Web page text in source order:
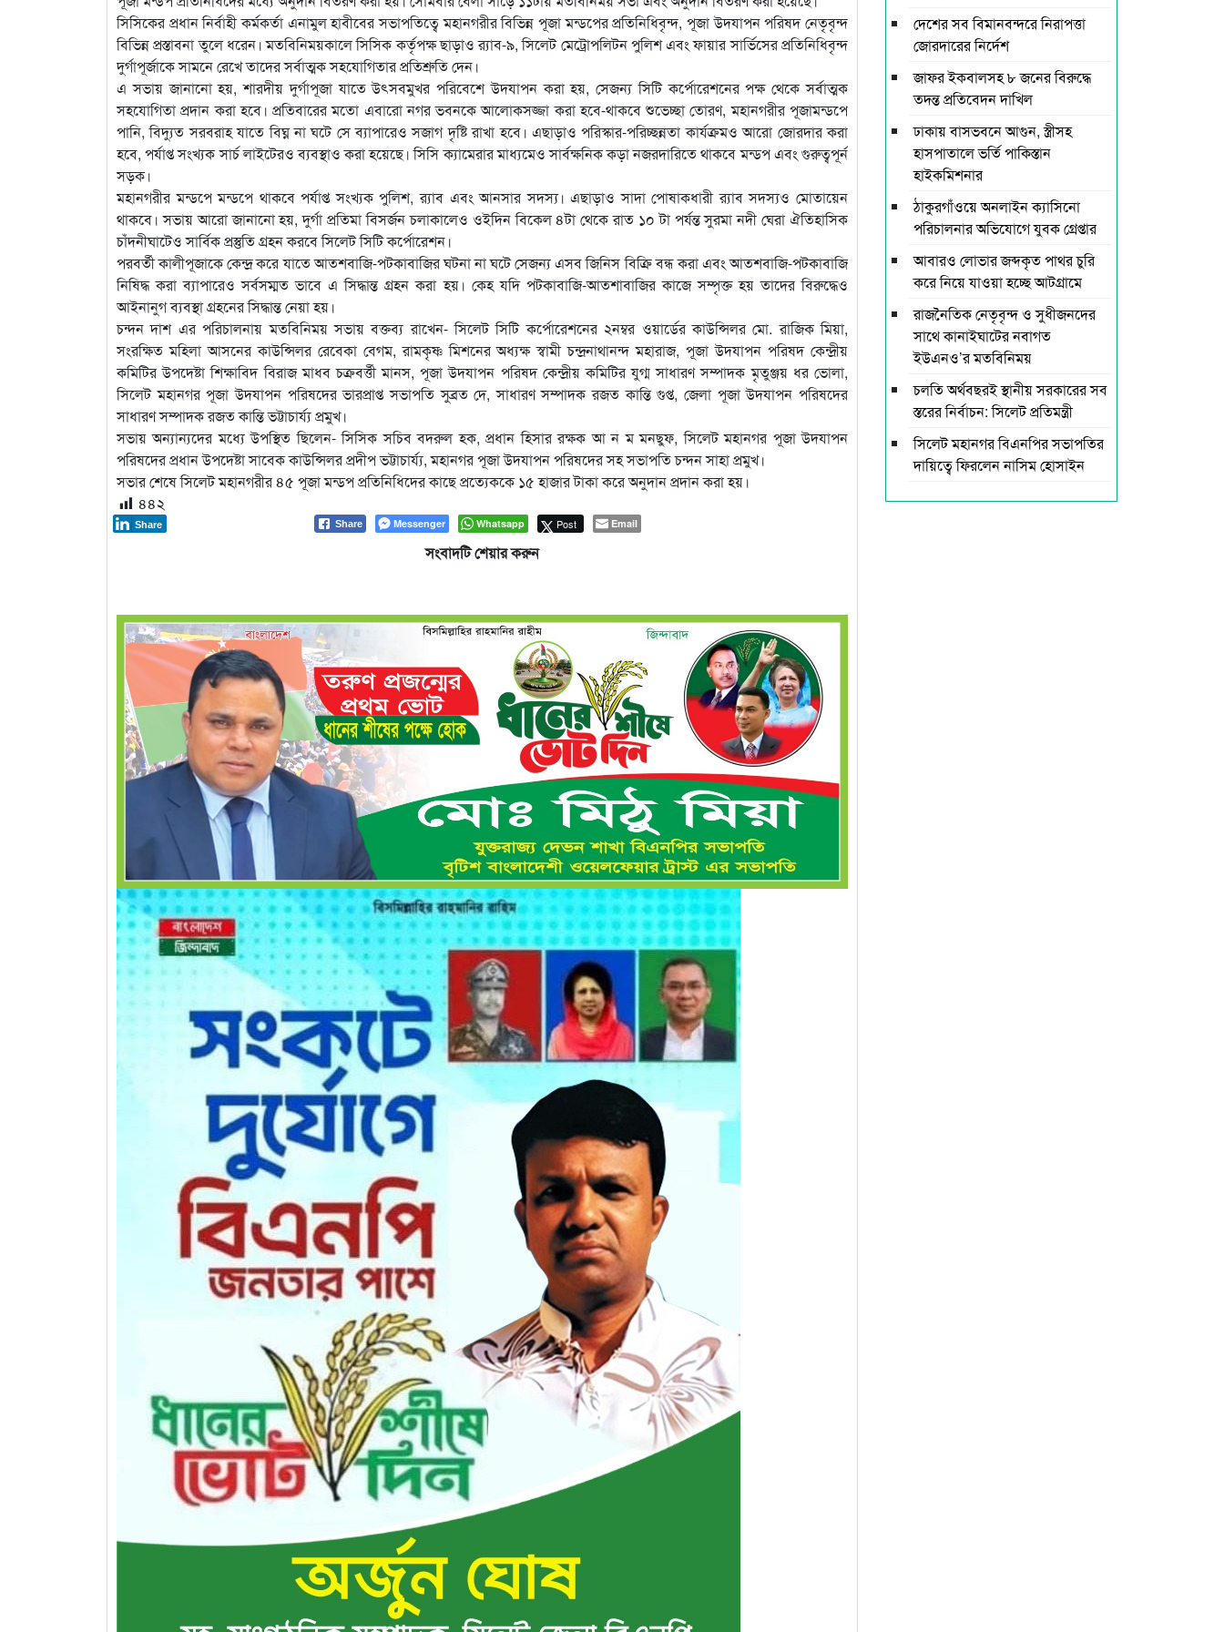
সিসিকের প্রধান নির্বাহী কর্মকর্তা এনামুল হাবীবের সভাপতিত্বে মহানগরীর বিভিন্ন পূজা মন্ডপের প্রতিনিধিবৃন্দ, পূজা উদযাপন পরিষদ নেতৃবৃন্দ
বিভিন্ন প্রস্তাবনা তুলে ধরেন। মতবিনিময়কালে সিসিক কর্তৃপক্ষ ছাড়াও র‌্যাব-৯, সিলেট মেট্রোপলিটন পুলিশ এবং ফায়ার সার্ভিসের প্রতিনিধিবৃন্দ
দুর্গাপূর্জাকে সামনে রেখে তাদের সর্বাত্মক সহযোগিতার প্রতিশ্রুতি দেন।
এ সভায় জানানো হয়, শারদীয় দুর্গাপূজা যাতে উৎসবমুখর পরিবেশে উদযাপন করা হয়, সেজন্য সিটি কর্পোরেশনের পক্ষ থেকে সর্বাত্মক
সহযোগিতা প্রদান করা হবে। প্রতিবারের মতো এবারো নগর ভবনকে আলোকসজ্জা করা হবে-থাকবে শুভেচ্ছা তোরণ, মহানগরীর পূজামন্ডপে
পানি, বিদ্যুত সরবরাহ যাতে বিঘ্ন না ঘটে সে ব্যাপারেও সজাগ দৃষ্টি রাখা হবে। এছাড়াও পরিস্কার-পরিচ্ছন্নতা কার্যক্রমও আরো জোরদার করা
হবে, পর্যাপ্ত সংখ্যক সার্চ লাইটেরও ব্যবস্থাও করা হয়েছে। সিসি ক্যামেরার মাধ্যমেও সার্বক্ষনিক কড়া নজরদারিতে থাকবে মন্ডপ এবং গুরুত্বপূর্ন
সড়ক।
মহানগরীর মন্ডপে মন্ডপে থাকবে পর্যাপ্ত সংখ্যক পুলিশ, র‌্যাব এবং আনসার সদস্য। এছাড়াও সাদা পোষাকধারী র‌্যাব সদস্যও মোতায়েন
থাকবে। সভায় আরো জানানো হয়, দুর্গা প্রতিমা বিসর্জন চলাকালেও ওইদিন বিকেল ৪টা থেকে রাত ১০ টা পর্যন্ত সুরমা নদী ঘেরা ঐতিহাসিক
চাঁদনীঘাটেও সার্বিক প্রস্তুতি গ্রহন করবে সিলেট সিটি কর্পোরেশন।
পরবর্তী কালীপূজাকে কেন্দ্র করে যাতে আতশবাজি-পটকাবাজির ঘটনা না ঘটে সেজন্য এসব জিনিস বিক্রি বন্ধ করা এবং আতশবাজি-পটকাবাজি
নিষিদ্ধ করা ব্যাপারেও সর্বসম্মত ভাবে এ সিদ্ধান্ত গ্রহন করা হয়। কেহ যদি পটকাবাজি-আতশাবাজির কাজে সম্পৃক্ত হয় তাদের বিরুদ্ধেও
আইনানুগ ব্যবস্থা গ্রহনের সিদ্ধান্ত নেয়া হয়।
চন্দন দাশ এর পরিচালনায় মতবিনিময় সভায় বক্তব্য রাখেন- সিলেট সিটি কর্পোরেশনের ২নম্বর ওয়ার্ডের কাউন্সিলর মো. রাজিক মিয়া,
সংরক্ষিত মহিলা আসনের কাউন্সিলর রেবেকা বেগম, রামকৃষ্ণ মিশনের অধ্যক্ষ স্বামী চন্দ্রনাথানন্দ মহারাজ, পূজা উদযাপন পরিষদ কেন্দ্রীয়
কমিটির উপদেষ্টা শিক্ষাবিদ বিরাজ মাধব চক্রবর্ত্তী মানস, পূজা উদযাপন পরিষদ কেন্দ্রীয় কমিটির যুগ্ম সাধারণ সম্পাদক মৃতুঞ্জয় ধর ভোলা,
সিলেট মহানগর পূজা উদযাপন পরিষদের ভারপ্রাপ্ত সভাপতি সুব্রত দে, সাধারণ সম্পাদক রজত কান্তি গুপ্ত, জেলা পূজা উদযাপন পরিষদের
সাধারণ সম্পাদক রজত কান্তি ভট্টাচার্য্য প্রমুখ।
সভায় অন্যান্যদের মধ্যে উপস্থিত ছিলেন- সিসিক সচিব বদরুল হক, প্রধান হিসার রক্ষক আ ন ম মনছুফ, সিলেট মহানগর পূজা উদযাপন
পরিষদের প্রধান উপদেষ্টা সাবেক কাউন্সিলর প্রদীপ ভট্টাচার্য্য, মহানগর পূজা উদযাপন পরিষদের সহ সভাপতি চন্দন সাহা প্রমুখ।
সভার শেষে সিলেট মহানগরীর ৪৫ পূজা মন্ডপ প্রতিনিধিদের কাছে প্রত্যেককে ১৫ হাজার টাকা করে অনুদান প্রদান করা হয়।
৪৪২
Share Messenger Whatsapp Post
Share Email
সংবাদটি শেয়ার করুন
দেশের সব বিমানবন্দরে নিরাপত্তা
জোরদারের নির্দেশ
জাফর ইকবালসহ ৮ জনের বিরুদ্ধে
তদন্ত প্রতিবেদন দাখিল
ঢাকায় বাসভবনে আগুন, স্ত্রীসহ
হাসপাতালে ভর্তি পাকিস্তান
হাইকমিশনার
ঠাকুরগাঁওয়ে অনলাইন ক্যাসিনো
পরিচালনার অভিযোগে যুবক গ্রেপ্তার
আবারও লোভার জব্দকৃত পাথর চুরি
করে নিয়ে যাওয়া হচ্ছে আটগ্রামে
রাজনৈতিক নেতৃবৃন্দ ও সুধীজনদের
সাথে কানাইঘাটের নবাগত
ইউএনও’র মতবিনিময়
চলতি অর্থবছরই স্থানীয় সরকারের সব
স্তরের নির্বাচন: সিলেট প্রতিমন্ত্রী
সিলেট মহানগর বিএনপির সভাপতির
দায়িত্বে ফিরলেন নাসিম হোসাইন